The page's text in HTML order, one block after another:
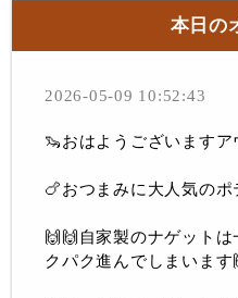
本日の
2026-05-09 10:52:43
🦦おはようございますア
🍗おつまみに大人気のポ
🙌🙌自家製のナゲット
クパク進んでしまいます